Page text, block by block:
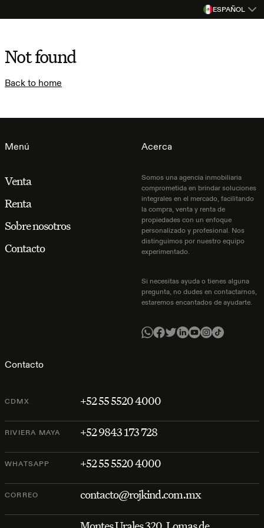
ESPAÑOL
Not found
Back to home
Menú
Venta
Renta
Sobre nosotros
Contacto
Contacto
CDMX +52 55 5520 4000
RIVIERA MAYA +52 9843 173 728
WHATSAPP +52 55 5520 4000
CORREO contacto@rojkind.com.mx
Acerca
Somos una agencia inmobiliaria
comprometida en brindar soluciones
integrales en el mercado, facilitando
la compra, venta y renta de
propiedades con un enfoque
personalizado y profesional. Nos
distinguimos por nuestro equipo
experimentado.
Si necesitas ayuda o tienes alguna
pregunta, no dudes en contactarnos,
estaremos encantados de ayudarte.